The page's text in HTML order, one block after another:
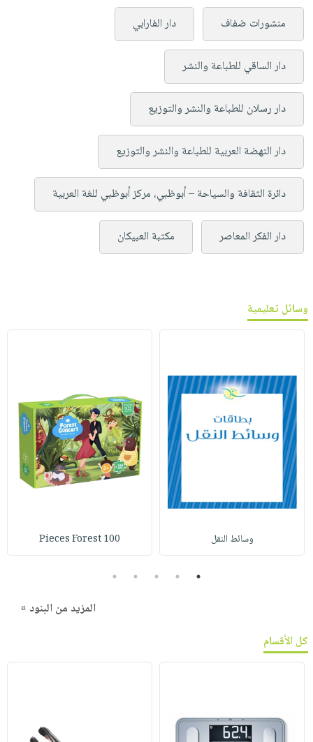
منشورات ضفاف دار الفارابي
دار الساقي للطباعة والنشر
دار رسلان للطباعة والنشر والتوزيع
دار النهضة العربية للطباعة والنشر والتوزيع
دائرة الثقافة والسياحة – أبوظبي، مركز أبوظبي للغة العربية
دار الفكر المعاصر مكتبة العبيكان
وسائل تعليمية
وسائط النقل 100 Pieces Forest
1
2
3
4
5
المزيد من البنود »
كل الأقسام